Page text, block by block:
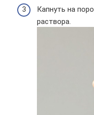
Капнуть на
раствора.